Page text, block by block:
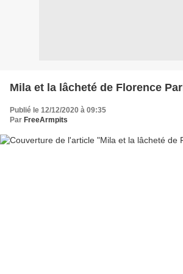
Mila et la lâcheté de Florence
Publié le 12/12/2020 à 09:35
Par FreeArmpits